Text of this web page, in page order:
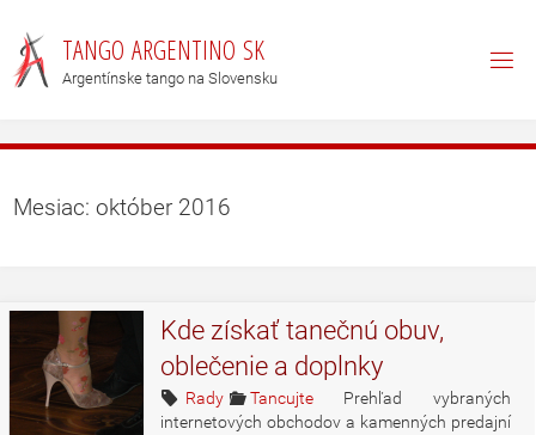
TANGO ARGENTINO SK
Argentínske tango na Slovensku
Mesiac: október 2016
Kde získať tanečnú obuv,
oblečenie a doplnky
Tancujte
Rady
Prehľad vybraných
internetových obchodov a kamenných predajní